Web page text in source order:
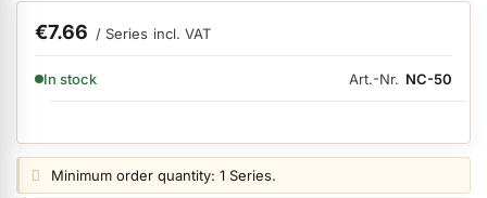
Hygiene anzeigen
€7.66 / Series incl. VAT
AVAILABILITY:
In stock Art.-Nr. NC-50
Price notice:
Minimum order quantity: 1 Series.